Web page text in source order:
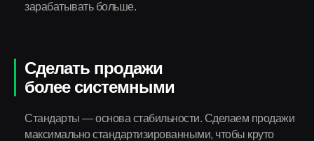
зарабатывать больше.
Сделать продажи
более системными
Стандарты — основа стабильности. Сделаем продажи
максимально стандартизированными, чтобы круто